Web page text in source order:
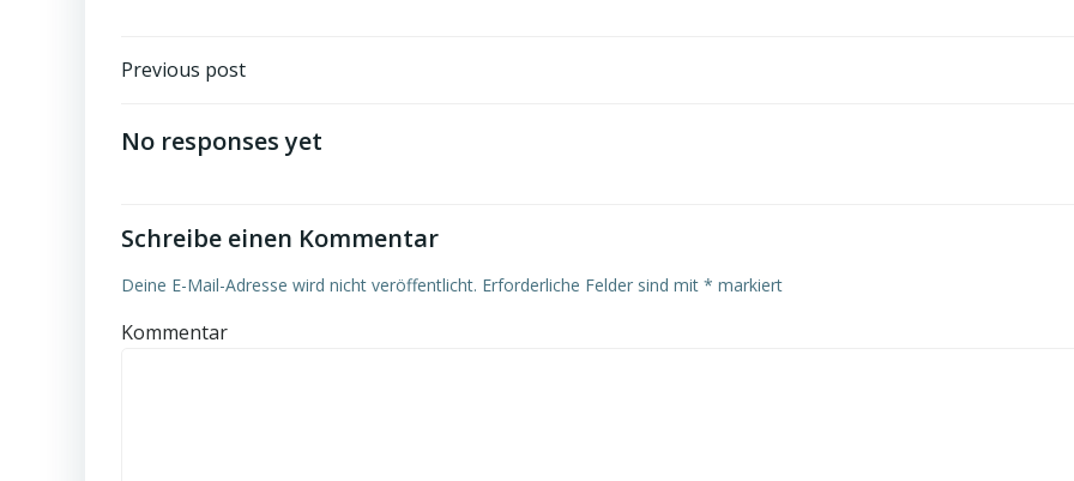
Beitragsnavigation
Previous post
No responses yet
Schreibe einen Kommentar
Deine E-Mail-Adresse wird nicht veröffentlicht. Erforderliche Felder sind mit * markiert
Kommentar